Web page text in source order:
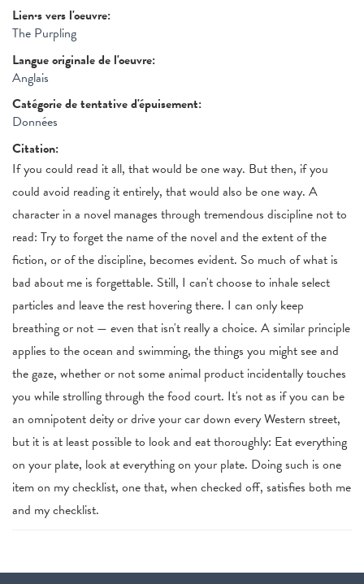
Lien·s vers l'oeuvre:
The Purpling
Langue originale de l'oeuvre:
Anglais
Catégorie de tentative d'épuisement:
Données
Citation:
If you could read it all, that would be one way. But then, if you
could avoid reading it entirely, that would also be one way. A
character in a novel manages through tremendous discipline not to
read: Try to forget the name of the novel and the extent of the
fiction, or of the discipline, becomes evident. So much of what is
bad about me is forgettable. Still, I can't choose to inhale select
particles and leave the rest hovering there. I can only keep
breathing or not — even that isn't really a choice. A similar principle
applies to the ocean and swimming, the things you might see and
the gaze, whether or not some animal product incidentally touches
you while strolling through the food court. It's not as if you can be
an omnipotent deity or drive your car down every Western street,
but it is at least possible to look and eat thoroughly: Eat everything
on your plate, look at everything on your plate. Doing such is one
item on my checklist, one that, when checked off, satisfies both me
and my checklist.